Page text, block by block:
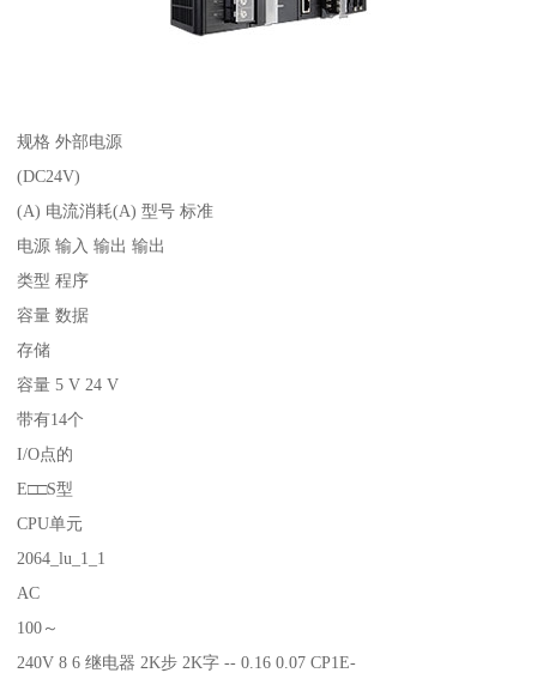
规格 外部电源
(DC24V)
(A) 电流消耗(A) 型号 标准
电源 输入 输出 输出
类型 程序
容量 数据
存储
容量 5 V 24 V
带有14个
I/O点的
E□□S型
CPU单元
2064_lu_1_1
AC
100～
240V 8 6 继电器 2K步 2K字 -- 0.16 0.07 CP1E-